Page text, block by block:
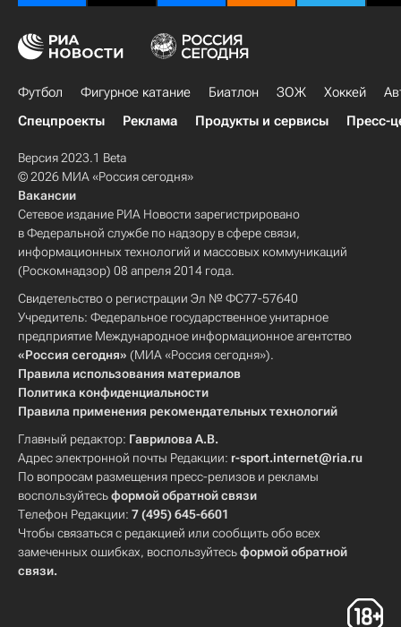
Футбол Фигурное катание Биатлон ЗОЖ Хоккей
Спецпроекты
Реклама Продукты и сервисы Пресс-
Версия 2023.1 Beta
© 2026 МИА «Россия сегодня»
Вакансии
Сетевое издание РИА Новости зарегистрировано
в Федеральной службе по надзору в сфере связи,
информационных технологий и массовых коммуникаций
(Роскомнадзор) 08 апреля 2014 года.
Свидетельство о регистрации Эл № ФС77-57640
Учредитель: Федеральное государственное унитарное
предприятие Международное информационное агентство
«Россия сегодня» (МИА «Россия сегодня»).
Правила использования материалов
Политика конфиденциальности
Правила применения рекомендательных технологий
Главный редактор: Гаврилова А.В.
Адрес электронной почты Редакции: r-sport.internet@ria.ru
По вопросам размещения пресс-релизов и рекламы
воспользуйтесьформой обратной связи
Телефон Редакции: 7 (495) 645-6601
Чтобы связаться с редакцией или сообщить обо всех
замеченных ошибках, воспользуйтесьформой обратной
связи.